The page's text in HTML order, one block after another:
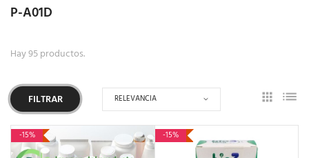
P-A01D
Hay 95 productos.
FILTRAR RELEVANCIA
-15% -15%